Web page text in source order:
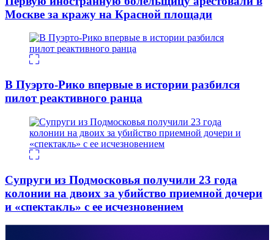
Москве за кражу на Красной площади
В Пуэрто-Рико впервые в истории разбился
пилот реактивного ранца
Супруги из Подмосковья получили 23 года
колонии на двоих за убийство приемной дочери
и «спектакль» с ее исчезновением